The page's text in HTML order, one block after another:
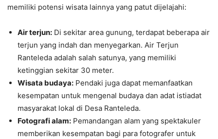
memiliki potensi wisata lainnya yang patut dijelajahi:
Air terjun: Di sekitar area gunung, terdapat beberapa air
terjun yang indah dan menyegarkan. Air Terjun
Ranteleda adalah salah satunya, yang memiliki
ketinggian sekitar 30 meter.
Wisata budaya: Pendaki juga dapat memanfaatkan
kesempatan untuk mengenal budaya dan adat istiadat
masyarakat lokal di Desa Ranteleda.
Fotografi alam: Pemandangan alam yang spektakuler
memberikan kesempatan bagi para fotografer untuk